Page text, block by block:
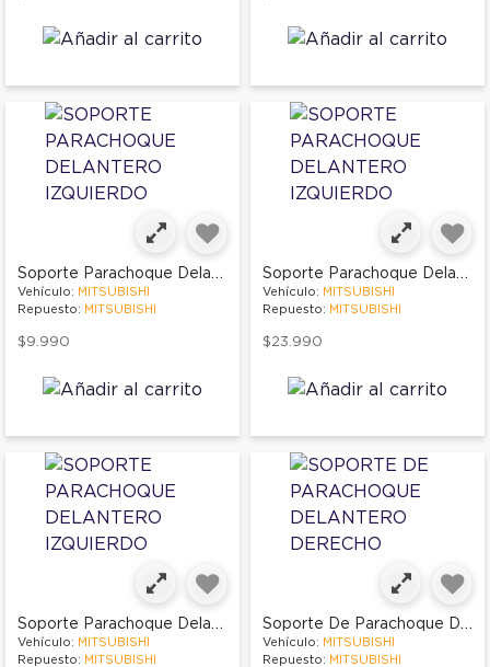
Soporte Parachoque Delantero Izquierdo
Vehículo: MITSUBISHI
Repuesto: MITSUBISHI
$9.990
Soporte Parachoque Delantero Izquierdo
Vehículo: MITSUBISHI
Repuesto: MITSUBISHI
$23.990
Soporte Parachoque Delantero Izquierdo
Vehículo: MITSUBISHI
Repuesto: MITSUBISHI
Soporte De Parachoque Delantero Derecho
Vehículo: MITSUBISHI
Repuesto: MITSUBISHI